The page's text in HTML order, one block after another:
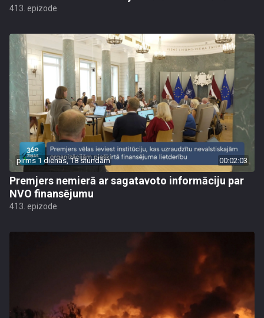
413. epizode
pirms 1 dienas, 18 stundām 00:02:03
Premjers nemierā ar sagatavoto informāciju par
NVO finansējumu
413. epizode